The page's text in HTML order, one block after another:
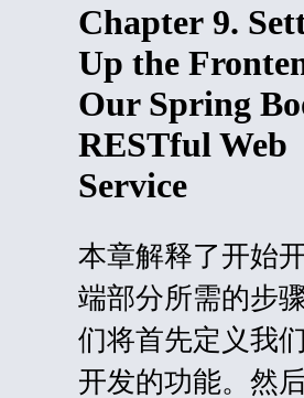
Chapter 9.
Up the
Our Spring
RESTful Web
Service
本章解释了开始
端部分所需的步
们将首先定义我
开发的功能。然